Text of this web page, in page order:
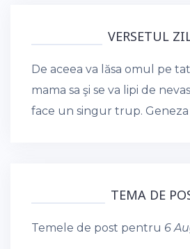
VERSETUL
De aceea va lăsa omul pe
mama sa şi se va lipi de
face un singur trup.
TEMA DE
Temele de post pentru 6